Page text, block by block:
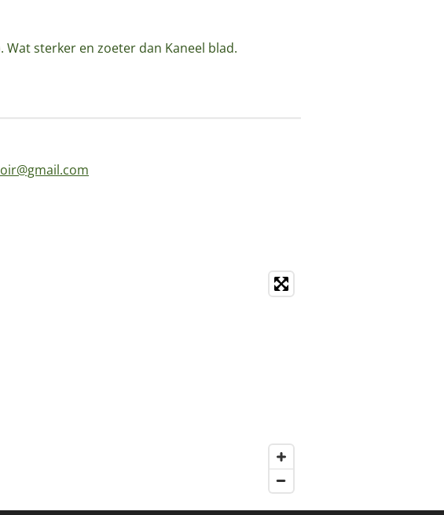
Wat sterker en zoeter dan Kaneel blad.